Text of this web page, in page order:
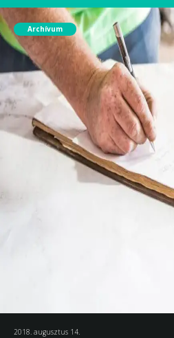
Archívum
2018. augusztus 14.